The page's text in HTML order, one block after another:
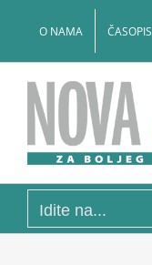
O NAMA ČASOPIS
Idite na...